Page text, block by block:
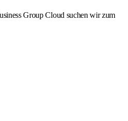
Group Cloud suchen wir zum